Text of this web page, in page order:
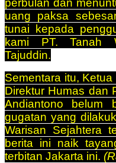
uang paksa
tunai kepada
kami PT. Tanah
Tajuddin.
Sementara itu,
Direktur Humas dan
Andiantono belum
gugatan yang
Warisan Sejahtera
berita ini naik
terbitan Jakarta ini.